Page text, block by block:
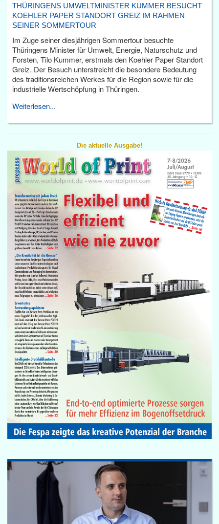
THÜRINGENS UMWELTMINISTER KUMMER BESUCHT
KOEHLER PAPER STANDORT GREIZ IM RAHMEN
SEINER SOMMERTOUR
Im Zuge seiner diesjährigen Sommertour besuchte
Thüringens Minister für Umwelt, Energie, Naturschutz und
Forsten, Tilo Kummer, erstmals den Koehler Paper Standort
Greiz. Der Besuch unterstreicht die besondere Bedeutung
des traditionsreichen Werkes für die Region sowie für die
industrielle Wertschöpfung in Thüringen.
Weiterlesen...
Die aktuelle Ausgabe!